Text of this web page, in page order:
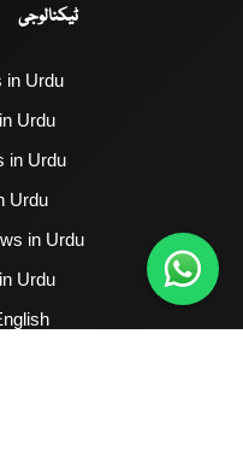
ٹیکنالوجی
in Urdu
Urdu
in Urdu
Urdu
in Urdu
Urdu